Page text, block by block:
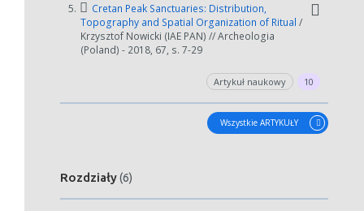
5.
Cretan Peak Sanctuaries: Distribution,
Topography and Spatial Organization of Ritual /
Krzysztof Nowicki (IAE PAN) // Archeologia
(Poland) - 2018, 67, s. 7-29
Artykuł naukowy 10
Wszystkie ARTYKUŁY
Rozdziały(6)